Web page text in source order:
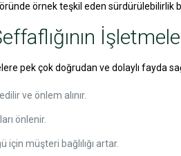
örnek teşkil eden sürdürülebilirlik
pek çok doğrudan ve dolaylı fayda
ve önlem alınır.
önlenir.
için müşteri bağlılığı artar.